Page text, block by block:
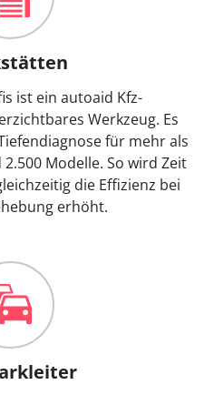
ist ein autoaid Kfz-
Werkzeug. Es
für mehr als
Modelle. So wird Zeit
die Effizienz bei
erhöht.